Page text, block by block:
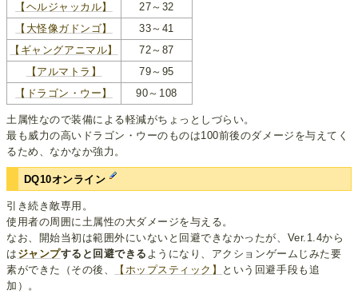
【ヘルジャッカル】
27～32
【大怪像ガドンゴ】
33～41
【ギャングアニマル】
72～87
【アルマトラ】
79～95
【ドラゴン・ウー】
90～108
土属性なので装備による軽減がちょっとしづらい。
最も威力の高いドラゴン・ウーのものは100前後のダメージを与えてく
るため、なかなか強力。
DQ10オンライン
引き続き敵専用。
使用者の周囲に土属性の大ダメージを与える。
なお、開始当初は範囲外にいないと回避できなかったが、Ver.1.4から
は ジャンプすると回避できる ようになり、アクションゲームじみた要
素ができた（その後、
【ホップスティック】
という回避手段も追
加）。